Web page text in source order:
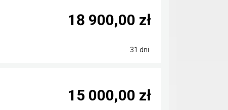
31 dni
18 900,00 zł
15 000,00 zł